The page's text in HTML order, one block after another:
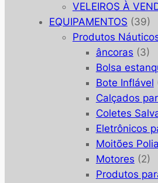
VELEIROS À
EQUIPAMENTOS (39)
Produtos
âncoras (3)
Bolsa
Bote Inflável
Calçados
Coletes
Eletrônicos
Moitões
Motores (2)
Produtos